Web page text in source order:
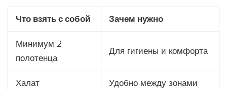
Что взять с собой Зачем нужно
Минимум 2
полотенца
Для гигиены и комфорта
Халат Удобно между зонами